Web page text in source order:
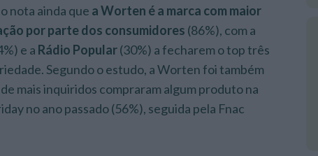
nota ainda que a Worten é a marca com maior
por parte dos consumidores (86%), com a
e a Rádio Popular(30%) a fecharem o top três
Segundo o estudo, a Worten foi também
mais inquiridos compraram algum produto na
no ano passado (56%), seguida pela Fnac